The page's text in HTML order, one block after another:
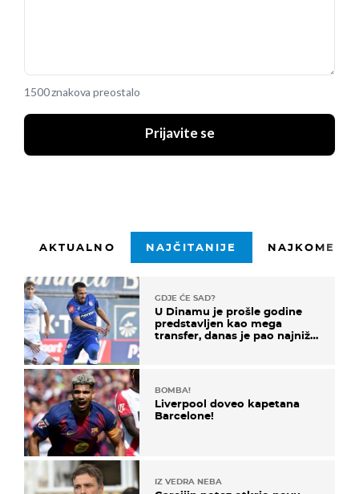
1500 znakova preostalo
Prijavite se
AKTUALNO NAJČITANIJE
GDJE ĆE SAD?
U Dinamu je prošle godine
predstavljen kao mega
transfer, danas je pao najniže
BOMBA!
Liverpool doveo kapetana
Barcelone!
IZ VEDRA NEBA